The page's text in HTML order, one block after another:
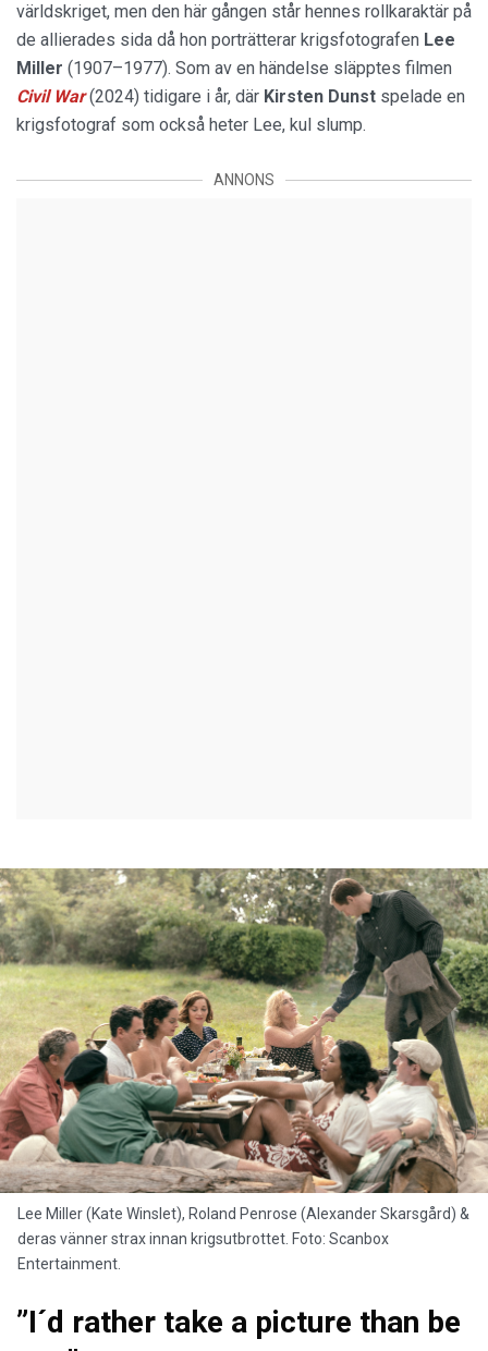
världskriget, men den här gången står hennes rollkaraktär på
de allierades sida då hon porträtterar krigsfotografen Lee
Miller (1907–1977). Som av en händelse släpptes filmen
Civil War(2024) tidigare i år, där Kirsten Dunst spelade en
krigsfotograf som också heter Lee, kul slump.
ANNONS
Lee Miller (Kate Winslet), Roland Penrose (Alexander Skarsgård) &
deras vänner strax innan krigsutbrottet. Foto: Scanbox
Entertainment.
”I´d rather take a picture than be